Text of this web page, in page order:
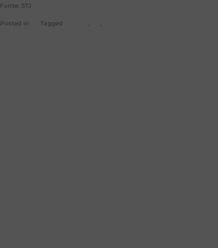
Fonte: STJ
Posted in STJTagged , ,